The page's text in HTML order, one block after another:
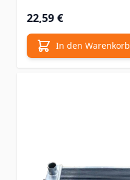
22,59 €
In den Warenkorb